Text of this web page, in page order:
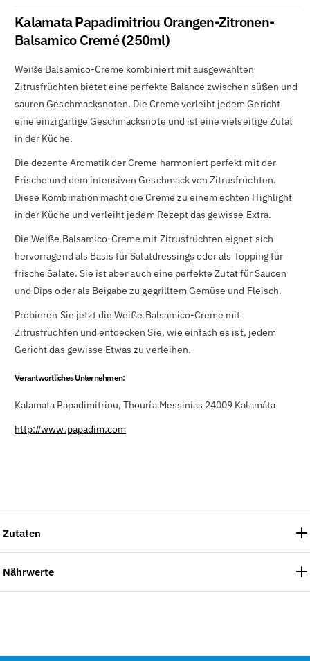
Kalamata Papadimitriou Orangen-Zitronen-
Balsamico Cremé (250ml)
Weiße Balsamico-Creme kombiniert mit ausgewählten
Zitrusfrüchten bietet eine perfekte Balance zwischen süßen und
sauren Geschmacksnoten. Die Creme verleiht jedem Gericht
eine einzigartige Geschmacksnote und ist eine vielseitige Zutat
in der Küche.
Die dezente Aromatik der Creme harmoniert perfekt mit der
Frische und dem intensiven Geschmack von Zitrusfrüchten.
Diese Kombination macht die Creme zu einem echten Highlight
in der Küche und verleiht jedem Rezept das gewisse Extra.
Die Weiße Balsamico-Creme mit Zitrusfrüchten eignet sich
hervorragend als Basis für Salatdressings oder als Topping für
frische Salate. Sie ist aber auch eine perfekte Zutat für Saucen
und Dips oder als Beigabe zu gegrilltem Gemüse und Fleisch.
Probieren Sie jetzt die Weiße Balsamico-Creme mit
Zitrusfrüchten und entdecken Sie, wie einfach es ist, jedem
Gericht das gewisse Etwas zu verleihen.
Verantwortliches Unternehmen:
Kalamata Papadimitriou, Thouría Messinías 24009 Kalamáta
http://www.papadim.com
Zutaten
Nährwerte